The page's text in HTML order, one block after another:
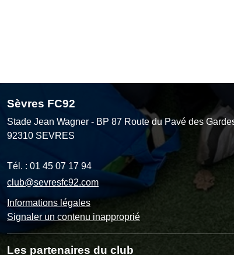
Sèvres FC92
Stade Jean Wagner - BP 87 Route du Pavé des
92310 SEVRES
Tél. : 01 45 07 17 94
club@sevresfc92.com
Informations légales
Signaler un contenu inapproprié
Les partenaires du club